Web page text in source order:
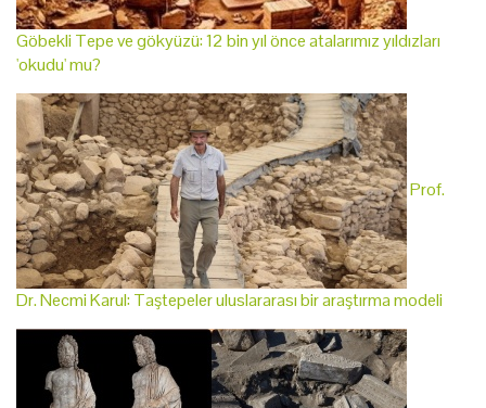
Göbekli Tepe ve gökyüzü: 12 bin yıl önce atalarımız yıldızları
'okudu' mu?
Prof.
Dr. Necmi Karul: Taştepeler uluslararası bir araştırma modeli